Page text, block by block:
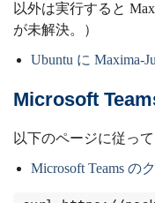
以外は実行すると
が未解決。）
Ubuntu に Maxima-
Microsoft
以下のページに従っ
Microsoft Teams の